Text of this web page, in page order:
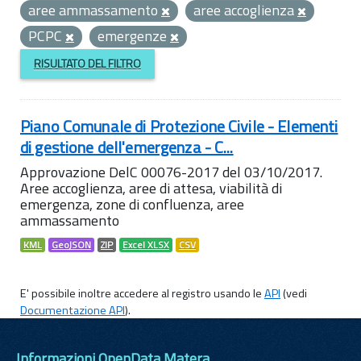
aree ammassamento
aree accoglienza
PCPC
emergenze
RISULTATO DEL FILTRO
Piano Comunale di Protezione Civile - Elementi
di gestione dell'emergenza - C...
Approvazione DelC 00076-2017 del 03/10/2017.
Aree accoglienza, aree di attesa, viabilità di
emergenza, zone di confluenza, aree
ammassamento
KML GeoJSON ZIP Excel XLSX CSV
E' possibile inoltre accedere al registro usando leAPI(vedi
Documentazione API).